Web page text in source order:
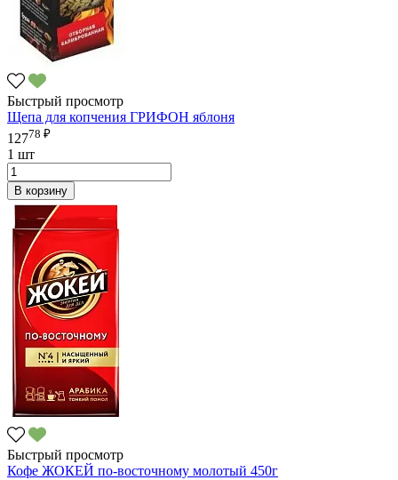
Быстрый просмотр
Щепа для копчения ГРИФОН яблоня
12778 ₽
1 шт
В корзину
Быстрый просмотр
Кофе ЖОКЕЙ по-восточному молотый 450г